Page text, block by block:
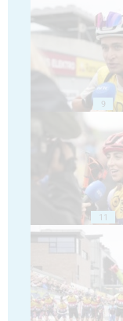
9
11